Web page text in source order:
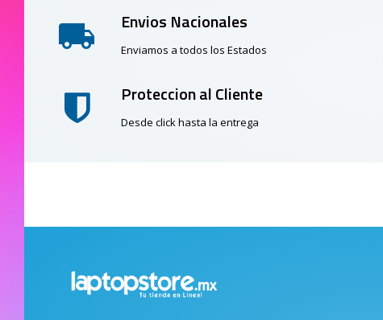
Envios Nacionales
Enviamos a todos los Estados
Proteccion al Cliente
Desde click hasta la entrega